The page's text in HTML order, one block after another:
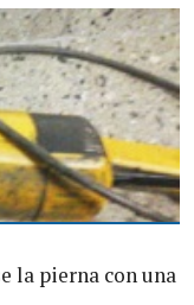
la pierna con una